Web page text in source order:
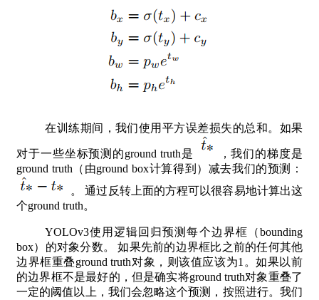
在训练期间，我们使用平方误差损失的总和。如果
对于一些坐标预测的ground truth是
，我们的梯度是
ground truth（由ground box计算得到）减去我们的预测：
。 通过反转上面的方程可以很容易地计算出这
个ground truth。
YOLOv3使用逻辑回归预测每个边界框（bounding
box）的对象分数。 如果先前的边界框比之前的任何其他
边界框重叠ground truth对象，则该值应该为1。如果以前
的边界框不是最好的，但是确实将ground truth对象重叠了
一定的阈值以上，我们会忽略这个预测，按照进行。我们